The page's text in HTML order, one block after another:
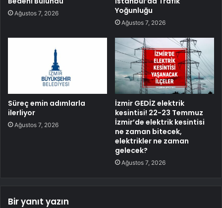
Ağustos 7, 2026
Yoğunluğu
Ağustos 7, 2026
Süreç emin adımlarla
ilerliyor
Ağustos 7, 2026
İzmir GEDİZ elektrik
kesintisi! 22-23 Temmuz
İzmir’de elektrik kesintisi
ne zaman bitecek,
elektrikler ne zaman
gelecek?
Ağustos 7, 2026
Bir yanıt yazın